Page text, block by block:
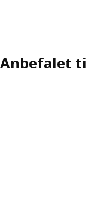
Anbefalet